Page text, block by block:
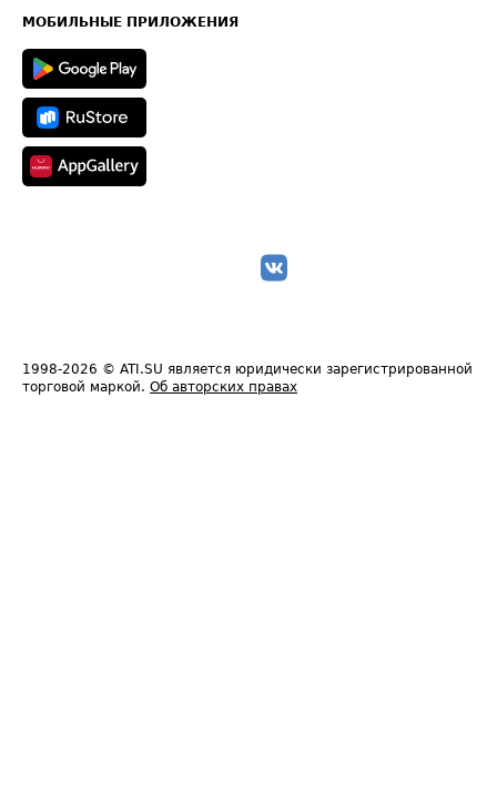
Техническая информация
МОБИЛЬНЫЕ ПРИЛОЖЕНИЯ
1998-2026 © ATI.SU является юридически зарегистрированной
торговой маркой. Об авторских правах